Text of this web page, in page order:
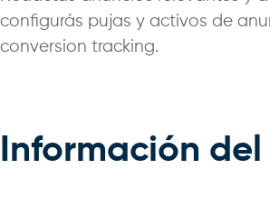
configurás pujas y activos de
conversion tracking.
Información del